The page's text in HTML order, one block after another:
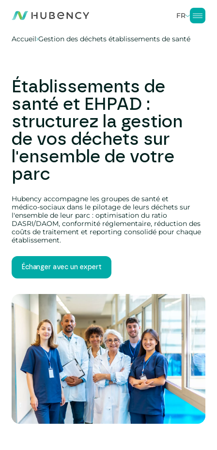
FR
Accueil Gestion des déchets établissements de santé
Établissements de
santé et EHPAD :
structurez la gestion
de vos déchets sur
l'ensemble de votre
parc
Hubency accompagne les groupes de santé et
médico-sociaux dans le pilotage de leurs déchets sur
l'ensemble de leur parc : optimisation du ratio
DASRI/DAOM, conformité réglementaire, réduction des
coûts de traitement et reporting consolidé pour chaque
établissement.
Échanger avec un expert